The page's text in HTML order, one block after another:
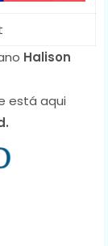
Halison
está aqui